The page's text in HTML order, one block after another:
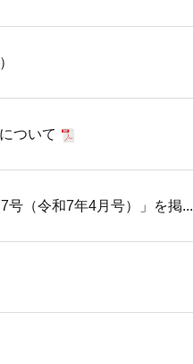
ついて
号（令和7年4月号）」を掲...